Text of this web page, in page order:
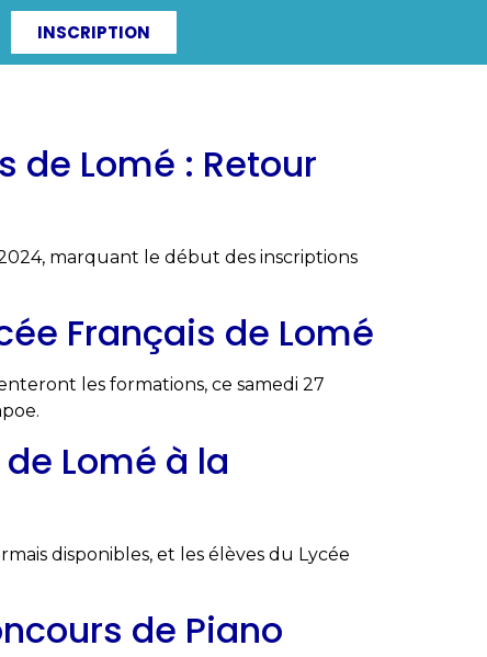
INSCRIPTION
de Lomé : Retour
marquant le début des inscriptions
Français de Lomé
les formations, ce samedi 27
Lomé à la
disponibles, et les élèves du Lycée
de Piano